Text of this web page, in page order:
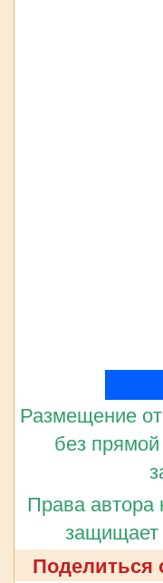
Размещение
без
Права автора
защищает
Поделиться